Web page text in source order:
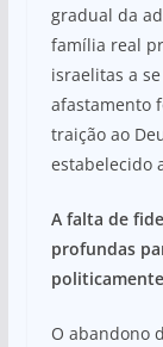
gradual da
família real
israelitas a
afastamento
traição ao
estabelecido
A falta de
profundas
O abandono